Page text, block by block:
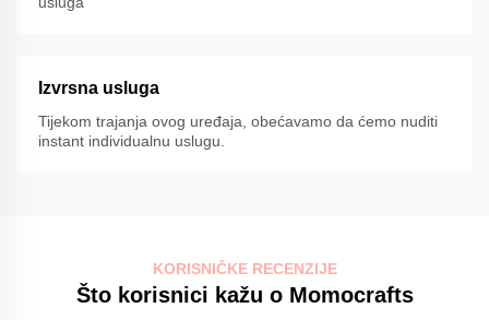
Izvrsna usluga
Tijekom trajanja ovog uređaja, obećavamo da ćemo nuditi
instant individualnu uslugu.
KORISNIČKE RECENZIJE
Što korisnici kažu o Momocrafts